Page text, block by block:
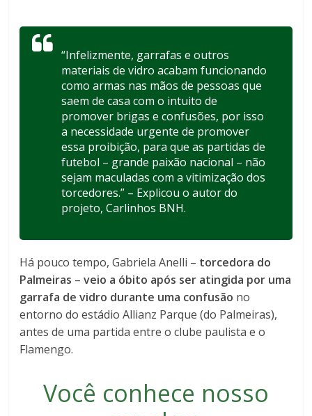
“Infelizmente, garrafas e outros
materiais de vidro acabam funcionando
como armas nas mãos de pessoas que
saem de casa com o intuito de
promover brigas e confusões, por isso
a necessidade urgente de promover
essa proibição, para que as partidas de
futebol – grande paixão nacional – não
sejam maculadas com a vitimização dos
torcedores.” – Explicou o autor do
projeto, Carlinhos BNH.
Há pouco tempo, Gabriela Anelli – torcedora do
Palmeiras –veio a óbito após ser atingida por uma
garrafa de vidro durante uma confusão no
entorno do estádio Allianz Parque (do Palmeiras),
antes de uma partida entre o clube paulista e o
Flamengo.
Você conhece nosso